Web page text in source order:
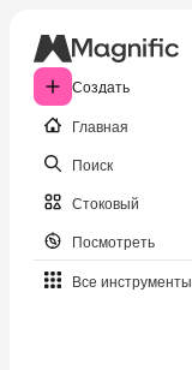
Создать
Главная
Поиск
Стоковый
Посмотреть
Все инструменты